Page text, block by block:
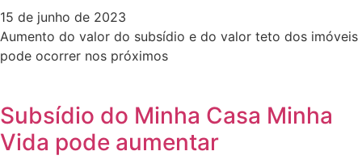
15 de junho de 2023
Aumento do valor do subsídio e do valor teto dos imóveis
pode ocorrer nos próximos
Subsídio do Minha Casa Minha
Vida pode aumentar